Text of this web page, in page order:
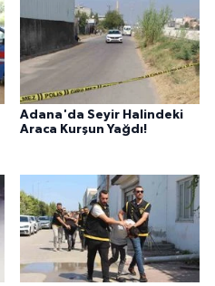
Adana'da Seyir Halindeki
Araca Kurşun Yağdı!